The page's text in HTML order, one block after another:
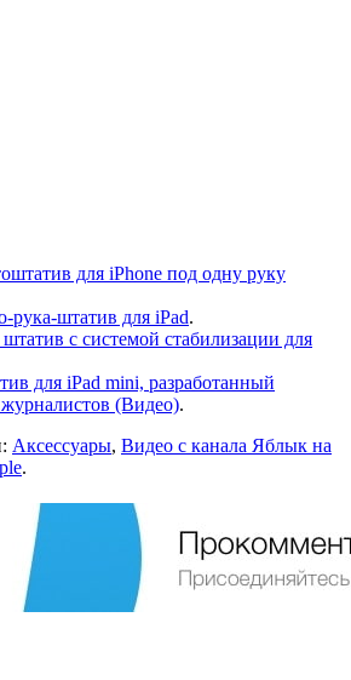
для iPhone под одну руку
штатив для iPad.
с системой стабилизации для
для iPad mini, разработанный
(Видео).
Аксессуары, Видео с канала Яблык на
.